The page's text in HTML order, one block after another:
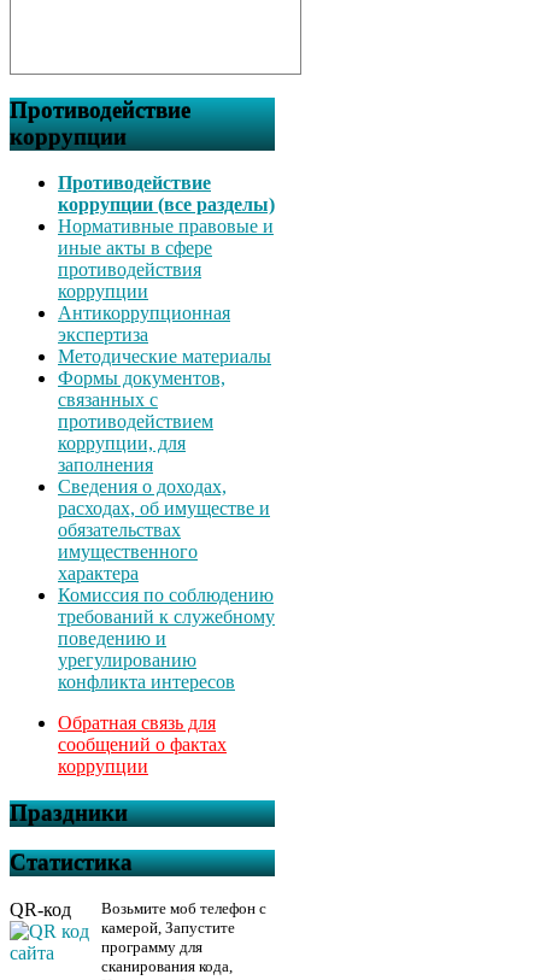
Противодействие
коррупции
Противодействие
коррупции (все разделы)
Нормативные правовые и
иные акты в сфере
противодействия
коррупции
Антикоррупционная
экспертиза
Методические материалы
Формы документов,
связанных с
противодействием
коррупции, для
заполнения
Сведения о доходах,
расходах, об имуществе и
обязательствах
имущественного
характера
Комиссия по соблюдению
требований к служебному
поведению и
урегулированию
конфликта интересов
Обратная связь для
сообщений о фактах
коррупции
Праздники
Статистика
QR-код
Возьмите моб телефон с
камерой, Запустите
программу для
сканирования кода,